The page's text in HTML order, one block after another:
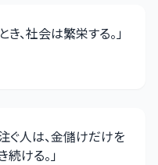
、社会は繁栄する。」
ぐ人は、金儲けだけを
続ける。」